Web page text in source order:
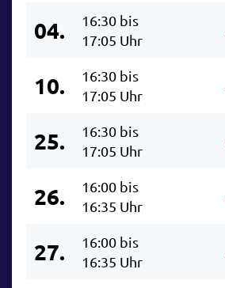
04.
16:30 bis
17:05 Uhr
10.
16:30 bis
17:05 Uhr
25.
16:30 bis
17:05 Uhr
26.
16:00 bis
16:35 Uhr
27.
16:00 bis
16:35 Uhr